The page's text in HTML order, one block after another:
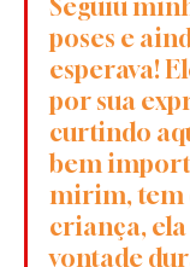
Seguiu
poses e
esperava!
por sua
curtindo
bem
mirim, tem
criança, ela
vontade